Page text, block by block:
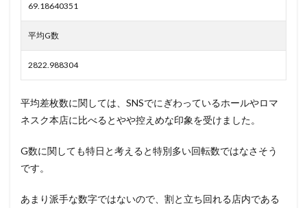
69.18640351
平均G数
2822.988304
平均差枚数に関しては、SNSでにぎわっているホールやロマ
ネスク本店に比べるとやや控えめな印象を受けました。
G数に関しても特日と考えると特別多い回転数ではなさそう
です。
あまり派手な数字ではないので、割と立ち回れる店内である